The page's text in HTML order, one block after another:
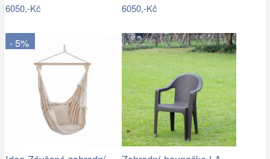
6050,-Kč 6050,-Kč
- 5%